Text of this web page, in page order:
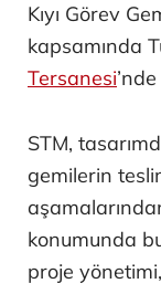
Kıyı Görev
kapsamında
Tersanesi
STM,
gemilerin
konumunda
proje